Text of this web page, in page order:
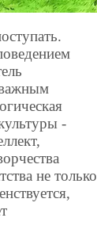
-
не только